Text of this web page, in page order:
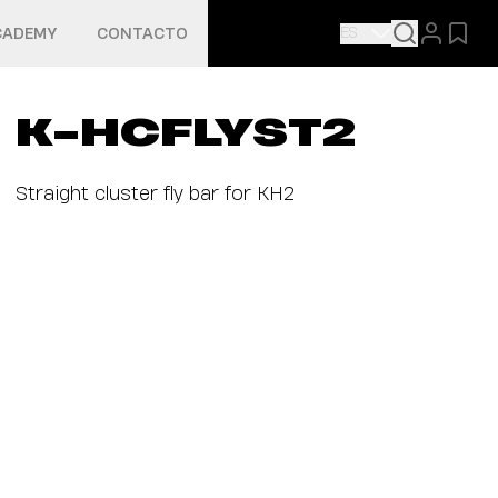
CONTACTO ES
K-HCFLYST2
Straight cluster fly bar for KH2